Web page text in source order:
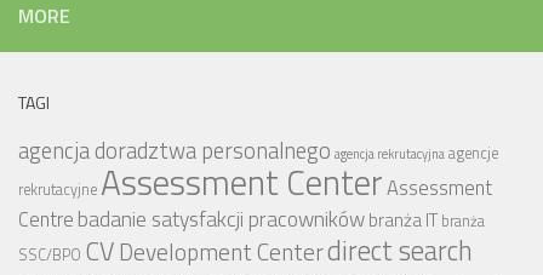
MORE
TAGI
agencja doradztwa personalnego agencja rekrutacyjnaagencje
rekrutacyjne Assessment CenterAssessment
Centre badanie satysfakcji pracownikówbranża IT branża
SSC/BPO CV Development Centerdirect search